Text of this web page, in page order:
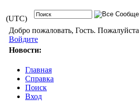
(UTC)
Добро пожаловать, Гость. Пожалуйста
Войдите
Новости:
Главная
Справка
Поиск
Вход